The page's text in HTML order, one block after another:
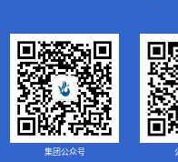
集团公众号